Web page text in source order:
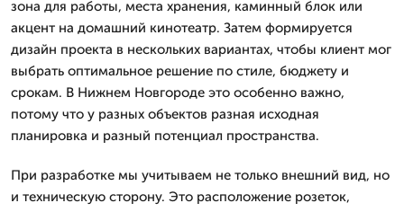
зона для работы, места хранения, каминный блок или
акцент на домашний кинотеатр. Затем формируется
дизайн проекта в нескольких вариантах, чтобы клиент мог
выбрать оптимальное решение по стиле, бюджету и
срокам. В Нижнем Новгороде это особенно важно,
потому что у разных объектов разная исходная
планировка и разный потенциал пространства.
При разработке мы учитываем не только внешний вид, но
и техническую сторону. Это расположение розеток,